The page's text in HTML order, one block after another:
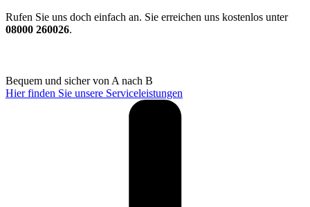
Rufen Sie uns doch einfach an. Sie erreichen uns kostenlos unter
08000 260026.
Bequem und sicher von A nach B
Hier finden Sie unsere Serviceleistungen